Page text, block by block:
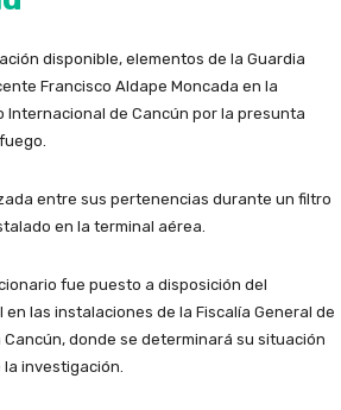
disponible, elementos de la Guardia
Francisco Aldape Moncada en la
Internacional de Cancún por la presunta
entre sus pertenencias durante un filtro
en la terminal aérea.
fue puesto a disposición del
las instalaciones de la Fiscalía General de
Cancún, donde se determinará su situación
investigación.